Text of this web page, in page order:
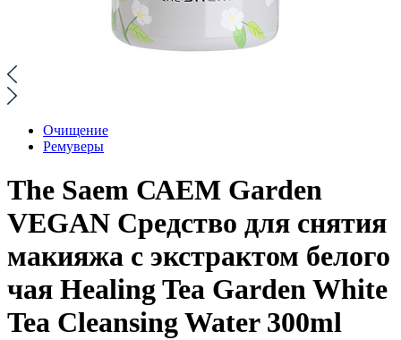
Очищение
Ремуверы
The Saem САЕМ Garden
VEGAN Средство для снятия
макияжа с экстрактом белого
чая Healing Tea Garden White
Tea Cleansing Water 300ml